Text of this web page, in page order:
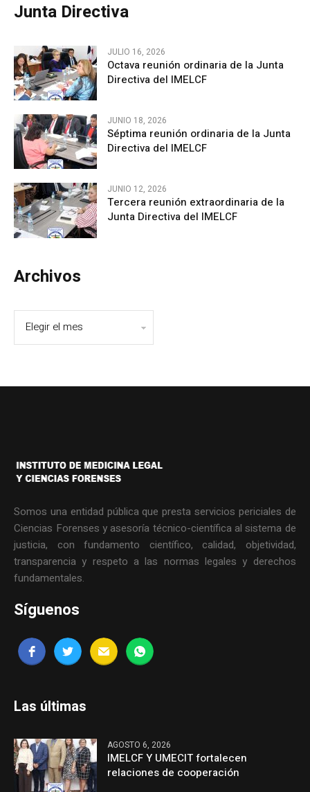
Junta Directiva
JULIO 16, 2026
Octava reunión ordinaria de la Junta
Directiva del IMELCF
JUNIO 18, 2026
Séptima reunión ordinaria de la Junta
Directiva del IMELCF
JUNIO 12, 2026
Tercera reunión extraordinaria de la
Junta Directiva del IMELCF
Archivos
Somos una entidad pública que presta servicios periciales de
Ciencias Forenses y asesoría técnico-científica al sistema de
justicia, con fundamento científico, calidad, objetividad,
transparencia y respeto a las normas legales y derechos
fundamentales.
Síguenos
Las últimas
AGOSTO 6, 2026
IMELCF Y UMECIT fortalecen
relaciones de cooperación